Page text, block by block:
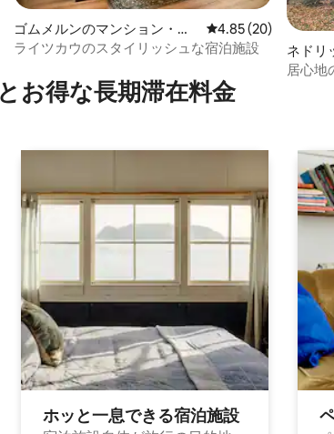
件、5つ星中4.91つ星の平均評価
ゴムメルンのマンション・ア
パート
レビュー20件、5つ
4.85 (20)
ライツカウのスタイリッシュな宿泊施設
ネドリ
居心地
お⁠得⁠な長⁠期⁠滞⁠在料⁠金
ホッと一⁠息⁠で⁠き⁠る宿⁠泊施⁠設